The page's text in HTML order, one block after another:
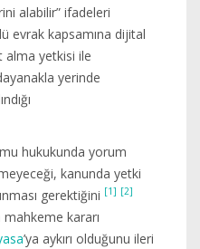
alabilir” ifadeleri
evrak kapsamına dijital
alma yetkisi ile
yerinde
hukukunda yorum
kanunda yetki
gerektiğini [1] [2]
kararı
’ya aykırı olduğunu ileri